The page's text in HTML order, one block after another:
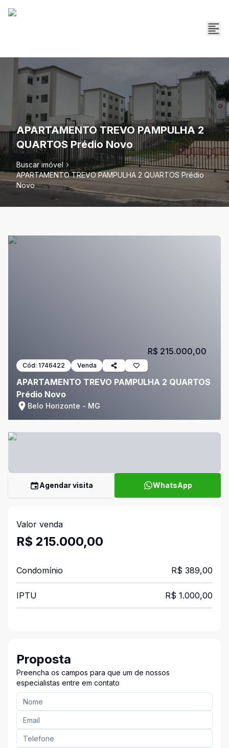
APARTAMENTO TREVO PAMPULHA 2
QUARTOS Prédio Novo
Buscar imóvel
APARTAMENTO TREVO PAMPULHA 2 QUARTOS Prédio
Novo
Cód: 1746422 Venda
APARTAMENTO TREVO PAMPULHA 2 QUARTOS
Prédio Novo
Belo Horizonte - MG
R$ 215.000,00
Agendar visita WhatsApp
Valor venda
R$ 215.000,00
Condomínio R$ 389,00
IPTU R$ 1.000,00
Proposta
Preencha os campos para que um de nossos
especialistas entre em contato